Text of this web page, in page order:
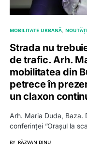
MOBILITATE URBANĂ NOUTĂȚI
Strada nu
de trafic. Arh.
mobilitatea din
petrece în
un claxon
Arh. Maria Duda, Baza.
conferinței ”Orașul la
BY RĂZVAN DINU